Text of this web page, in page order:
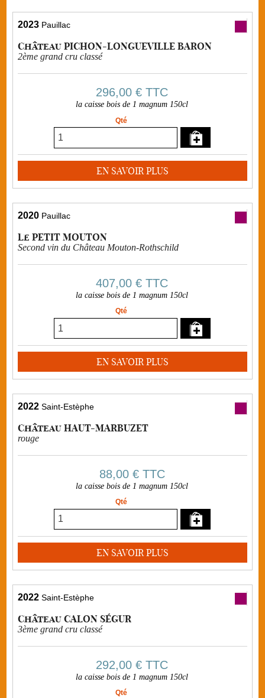
2023 Pauillac
Château PICHON-LONGUEVILLE BARON
2ème grand cru classé
296,00 € TTC
la caisse bois de 1 magnum 150cl
Qté
EN SAVOIR PLUS
2020 Pauillac
Le PETIT MOUTON
Second vin du Château Mouton-Rothschild
407,00 € TTC
la caisse bois de 1 magnum 150cl
Qté
EN SAVOIR PLUS
2022 Saint-Estèphe
Château HAUT-MARBUZET
rouge
88,00 €TTC
la caisse bois de 1 magnum 150cl
Qté
EN SAVOIR PLUS
2022 Saint-Estèphe
Château CALON SÉGUR
3ème grand cru classé
292,00 € TTC
la caisse bois de 1 magnum 150cl
Qté